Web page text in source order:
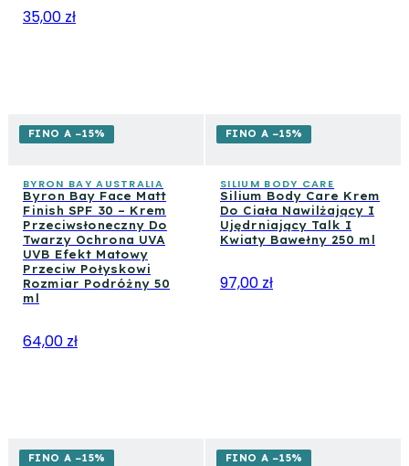
35,00 zł
FINO A −15%
BYRON BAY AUSTRALIA
Byron Bay Face Matt
Finish SPF 30 – Krem
Przeciwsłoneczny Do
Twarzy Ochrona UVA
UVB Efekt Matowy
Przeciw Połyskowi
Rozmiar Podróżny 50
ml
64,00 zł
FINO A −15%
SILIUM BODY CARE
Silium Body Care Krem
Do Ciała Nawilżający I
Ujędrniający Talk I
Kwiaty Bawełny 250 ml
97,00 zł
FINO A −15% FINO A −15%